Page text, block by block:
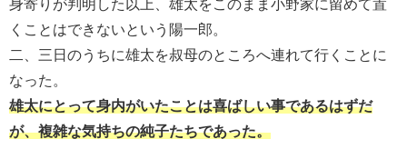
身寄りが判明した以上、雄太をこのまま小野家に留めて置
くことはできないという陽一郎。
二、三日のうちに雄太を叔母のところへ連れて行くことに
なった。
雄太にとって身内がいたことは喜ばしい事であるはずだ
が、複雑な気持ちの純子たちであった。